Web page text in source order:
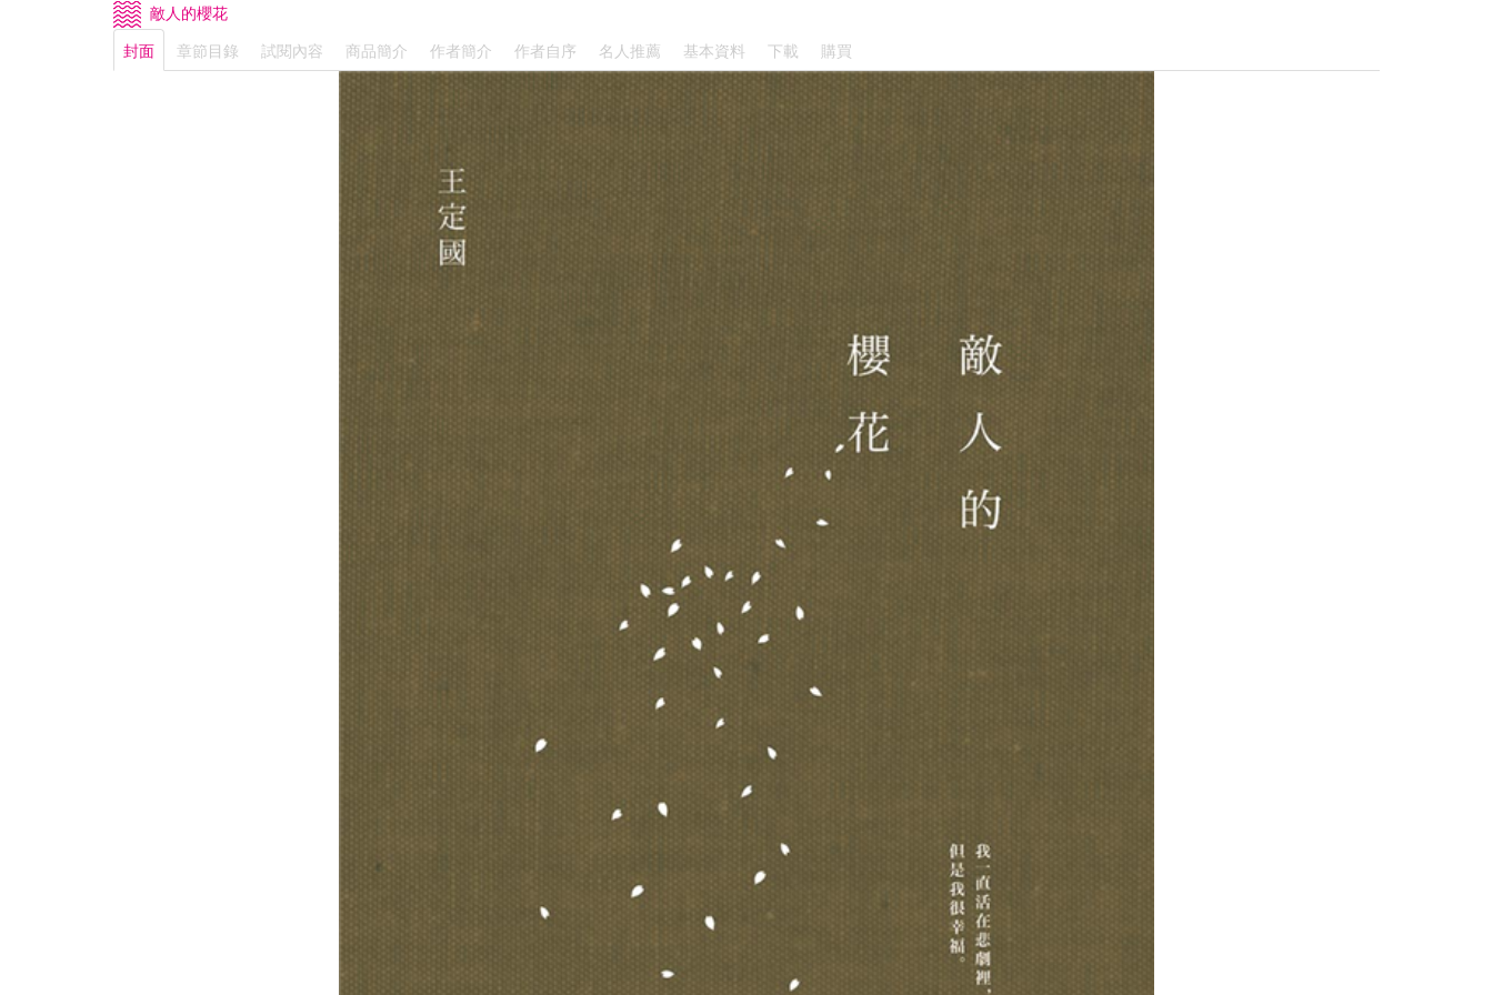
敵人的櫻花
封面
章節目錄 試閱內容 商品簡介 作者簡介 作者自序 名人推薦 基本資料 下載 購買